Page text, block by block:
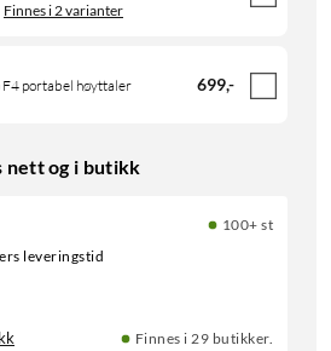
Finnes i 2 varianter
F4 portabel høyttaler 699,-
nett og i butikk
100+ st
leveringstid
Finnes i 29 butikker.